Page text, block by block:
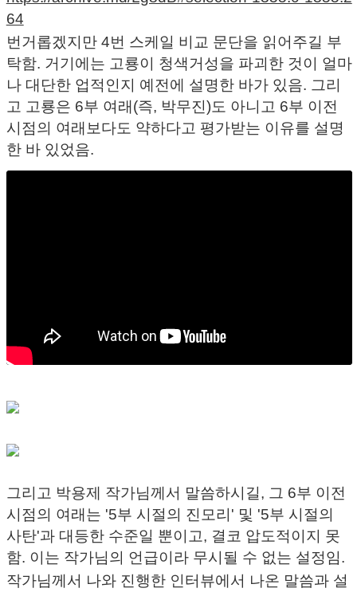
64
번거롭겠지만 4번 스케일 비교 문단을 읽어주길 부
탁함. 거기에는 고룡이 청색거성을 파괴한 것이 얼마
나 대단한 업적인지 예전에 설명한 바가 있음. 그리
고 고룡은 6부 여래(즉, 박무진)도 아니고 6부 이전
시점의 여래보다도 약하다고 평가받는 이유를 설명
한 바 있었음.
그리고 박용제 작가님께서 말씀하시길, 그 6부 이전
시점의 여래는 '5부 시절의 진모리' 및 '5부 시절의
사탄'과 대등한 수준일 뿐이고, 결코 압도적이지 못
함. 이는 작가님의 언급이라 무시될 수 없는 설정임.
작가님께서 나와 진행한 인터뷰에서 나온 말씀과 설